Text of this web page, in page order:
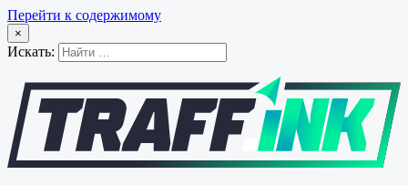
Перейти к содержимому
×
Искать: